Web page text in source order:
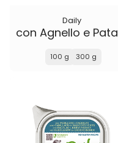
Daily
100 g 300 g